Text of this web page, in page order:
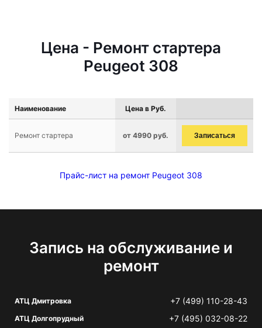
Цена - Ремонт стартера
Peugeot 308
Наименование Цена в Руб.
Ремонт стартера от 4990 руб. Записаться
Прайс-лист на ремонт Peugeot 308
Запись на обслуживание и
ремонт
АТЦ Дмитровка +7 (499) 110-28-43
АТЦ Долгопрудный +7 (495) 032-08-22